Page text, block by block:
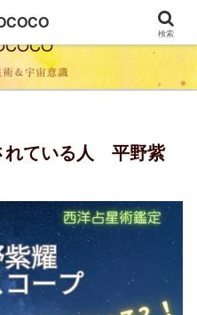
れている人 平野紫
検索